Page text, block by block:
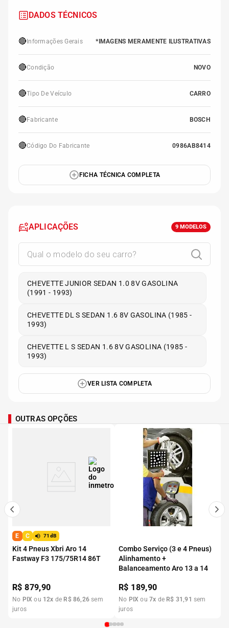
DADOS TÉCNICOS
🔴 Informações Gerais *IMAGENS MERAMENTE ILUSTRATIVAS
🔴Condição NOVO
🔴Tipo De Veículo CARRO
🔴 Fabricante BOSCH
🔴Código Do Fabricante 0986AB8414
FICHA TÉCNICA COMPLETA
APLICAÇÕES 9 MODELOS
CHEVETTE JUNIOR SEDAN 1.0 8V GASOLINA
(1991 - 1993)
CHEVETTE DL S SEDAN 1.6 8V GASOLINA (1985 -
1993)
CHEVETTE L S SEDAN 1.6 8V GASOLINA (1985 -
1993)
VER LISTA COMPLETA
OUTRAS OPÇÕES
E C 71dB
Kit 4 Pneus Xbri Aro 14
Fastway F3 175/75R14 86T
R$879,90
No PIX ou 12x de R$ 86,26 sem
juros
Combo Serviço (3 e 4 Pneus)
Alinhamento +
Balanceamento Aro 13 a 14
R$ 189,90
No PIX ou7x de R$ 31 ,91 sem
juros